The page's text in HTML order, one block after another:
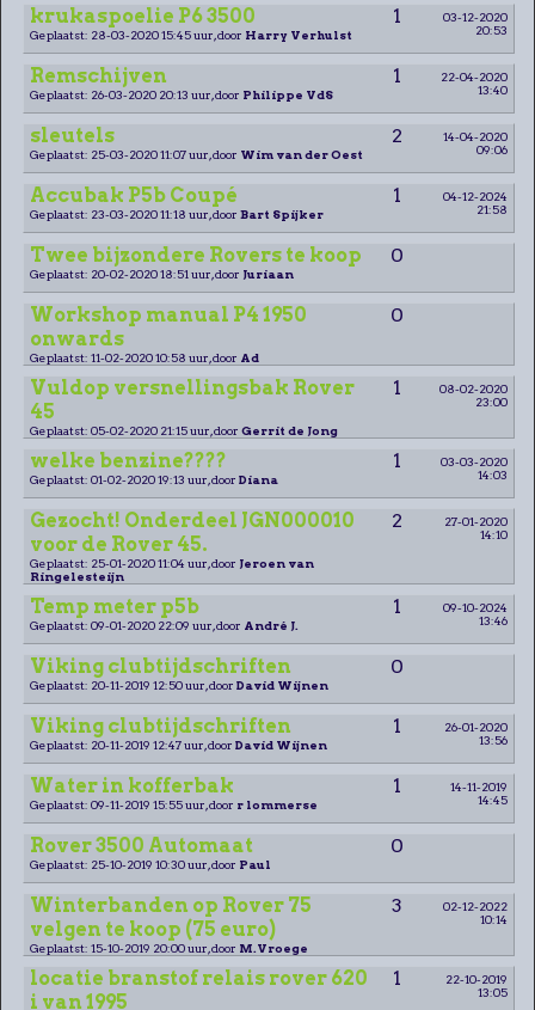
krukaspoelie P6 3500 1
03-12-2020
20:53
Geplaatst: 28-03-2020 15:45 uur, door Harry Verhulst
Remschijven 1
22-04-2020
13:40
Geplaatst: 26-03-2020 20:13 uur, door Philippe VdS
sleutels 2
14-04-2020
09:06
Geplaatst: 25-03-2020 11:07 uur, door Wim van der Oest
Accubak P5b Coupé 1
04-12-2024
21:58
Geplaatst: 23-03-2020 11:18 uur, door Bart Spijker
Twee bijzondere Rovers te koop 0
Geplaatst: 20-02-2020 18:51 uur, door Juriaan
Workshop manual P4 1950
onwards
0
Geplaatst: 11-02-2020 10:58 uur, door Ad
Vuldop versnellingsbak Rover
45
1
08-02-2020
23:00
Geplaatst: 05-02-2020 21:15 uur, door Gerrit de Jong
welke benzine???? 1
03-03-2020
14:03
Geplaatst: 01-02-2020 19:13 uur, door Diana
Gezocht! Onderdeel JGN000010
voor de Rover 45.
2
27-01-2020
14:10
Geplaatst: 25-01-2020 11:04 uur, door Jeroen van
Ringelesteijn
Temp meter p5b 1
09-10-2024
13:46
Geplaatst: 09-01-2020 22:09 uur, door André J.
Viking clubtijdschriften 0
Geplaatst: 20-11-2019 12:50 uur, door David Wijnen
Viking clubtijdschriften 1
26-01-2020
13:56
Geplaatst: 20-11-2019 12:47 uur, door David Wijnen
Water in kofferbak 1
14-11-2019
14:45
Geplaatst: 09-11-2019 15:55 uur, door r lommerse
Rover 3500 Automaat 0
Geplaatst: 25-10-2019 10:30 uur, door Paul
Winterbanden op Rover 75
velgen te koop (75 euro)
3
02-12-2022
10:14
Geplaatst: 15-10-2019 20:00 uur, door M.Vroege
locatie branstof relais rover 620
i van 1995
1
22-10-2019
13:05